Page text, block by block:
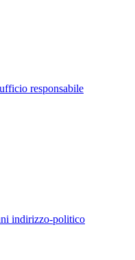
responsabile
indirizzo-politico